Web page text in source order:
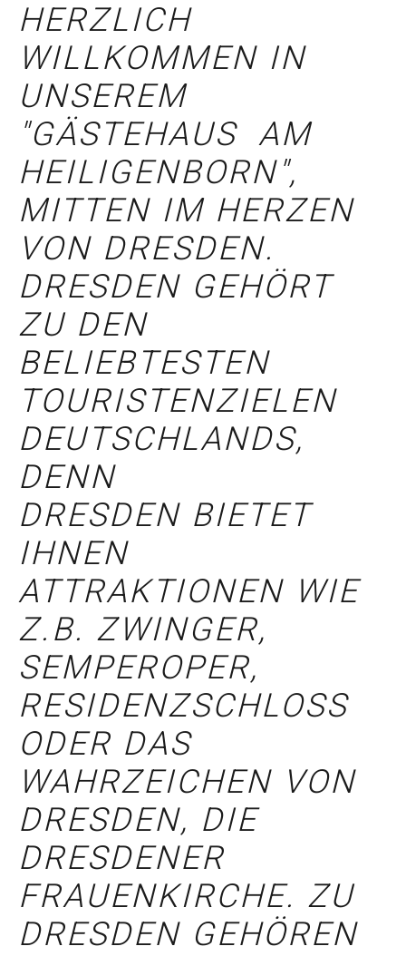
HERZLICH
WILLKOMMEN IN
UNSEREM
"GÄSTEHAUS AM
HEILIGENBORN",
MITTEN IM HERZEN
VON DRESDEN.
DRESDEN GEHÖRT
ZU DEN
BELIEBTESTEN
TOURISTENZIELEN
DEUTSCHLANDS,
DENN
DRESDEN BIETET
IHNEN
ATTRAKTIONEN WIE
Z.B. ZWINGER,
SEMPEROPER,
RESIDENZSCHLOSS
ODER DAS
WAHRZEICHEN VON
DRESDEN, DIE
DRESDENER
FRAUENKIRCHE. ZU
DRESDEN GEHÖREN